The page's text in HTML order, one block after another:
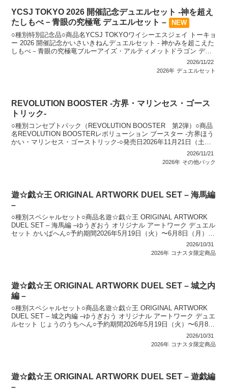
YCSJ TOKYO 2026 開催記念デュエルセット -神を超え
たしもべ－青眼の究極竜 デュエルセット –
NEW
○種別特別記念品○商品名YCSJ TOKYOワイシーエスジェイ トーキョ
ー 2026 開催記念かいさいきねんデュエルセット - 神かみを超こえた
しもべ－青眼の究極竜ブルーアイズ・アルティメットドラゴン デュ
2026/11/22
2026年 デュエルセット
REVOLUTION BOOSTER -方界・マリンセス・ゴース
トリック-
○種別コンセプトパック（REVOLUTION BOOSTER 第2弾）○商品
名REVOLUTION BOOSTERレボリューション ブースター -方界ほう
かい・マリンセス・ゴーストリック-○発売日2026年11月21日（土）○
2026/11/21
2026年 その他パック
遊☆戯☆王 ORIGINAL ARTWORK DUEL SET – 海馬編
–
○種別スペシャルセット○商品名遊☆戯☆王 ORIGINAL ARTWORK
DUEL SET – 海馬編 –ゆうぎおう オリジナル アートワーク デュエル
セット かいばへん○予約期間2026年5月19日（火）〜6月8日（月）
2026/10/31
2026年 コナスタ限定商品
遊☆戯☆王 ORIGINAL ARTWORK DUEL SET – 城之内
編 –
○種別スペシャルセット○商品名遊☆戯☆王 ORIGINAL ARTWORK
DUEL SET – 城之内編 –ゆうぎおう オリジナル アートワーク デュエ
ルセット じょうのうちへん○予約期間2026年5月19日（火）〜6月8日
2026/10/31
2026年 コナスタ限定商品
遊☆戯☆王 ORIGINAL ARTWORK DUEL SET – 遊戯編
–